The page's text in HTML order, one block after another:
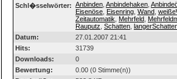
Schl�sselwörter: Anbinden Anbindehaken
Eisenöse Eisenring Wand
Zeitautomatik
Mehrfeld
Rauputz Schatten
Datum:
27.01.2007 21:41
Hits:
31739
Downloads:
0
Bewertung:
0.00 (0 Stimme(n))